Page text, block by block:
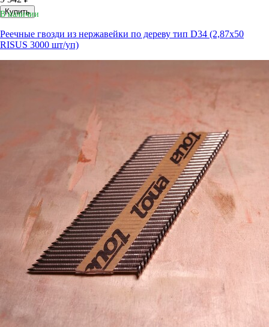
Купить
В наличии
Реечные гвозди из нержавейки по дереву тип D34 (2,87х50
RISUS 3000 шт/уп)